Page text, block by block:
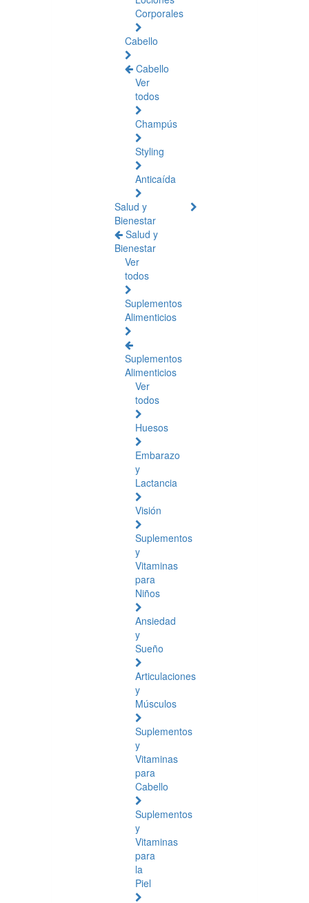
Corporales
Cabello
Cabello
Ver
todos
Champús
Styling
Anticaída
Salud y
Bienestar
Salud y
Bienestar
Ver
todos
Suplementos
Alimenticios
Suplementos
Alimenticios
Ver
todos
Huesos
Embarazo
y
Lactancia
Visión
Suplementos
y
Vitaminas
para
Niños
Ansiedad
y
Sueño
Articulaciones
y
Músculos
Suplementos
y
Vitaminas
para
Cabello
Suplementos
y
Vitaminas
para
la
Piel